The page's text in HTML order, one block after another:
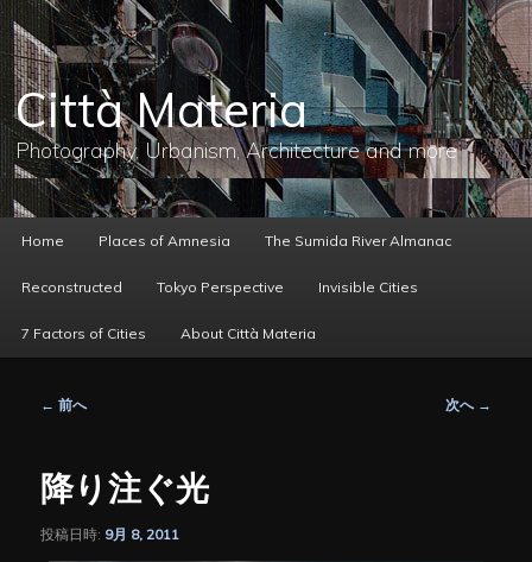
メ
イ
ン
コ
ン
テ
ン
へ
移
動
Città Materia
Photography, Urbanism, Architecture and more
ー
Home Places of Amnesia The Sumida River Almanac
Reconstructed Tokyo Perspective Invisible Cities
7 Factors of Cities About Città Materia
ビ
ゲ
シ
← 前へ 次へ →
降り注ぐ光
投稿日時: 9月 8, 2011